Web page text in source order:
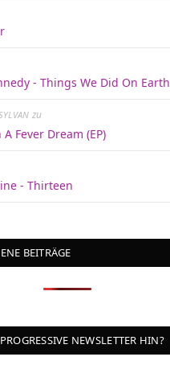
- Things We Did On Earth
zu
Fever Dream (EP)
- Thirteen
BEITRÄGE
NEWSLETTER HIN?